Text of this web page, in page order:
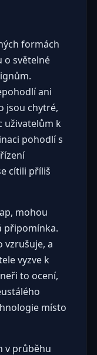
formách
o světelné
ani
jsou chytré,
uživatelům k
pohodlí s
cítili příliš
mohou
připomínka.
vzrušuje, a
vyzve k
to ocení,
místo
v průběhu